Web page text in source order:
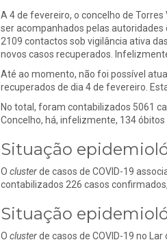
A 4 de fevereiro, o concelho de
ser acompanhados pelas
2109 contactos sob vigilância ativa
novos casos recuperados.
Até ao momento, não foi possível
recuperados de dia 4 de fevereiro.
No total, foram contabilizados 5061
Concelho, há, infelizmente, 134 óbitos
Situação
O clusterde casos de COVID-19
contabilizados 226 casos
Situação
O clusterde casos de COVID-19 no